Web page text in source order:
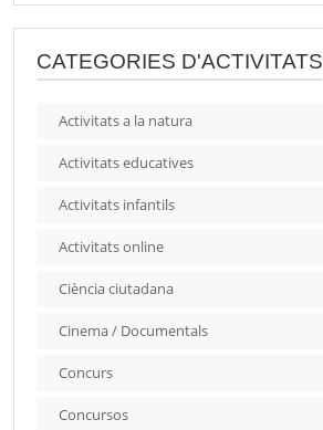
CATEGORIES D'ACTIVITATS
Activitats a la natura
Activitats educatives
Activitats infantils
Activitats online
Ciència ciutadana
Cinema / Documentals
Concurs
Concursos